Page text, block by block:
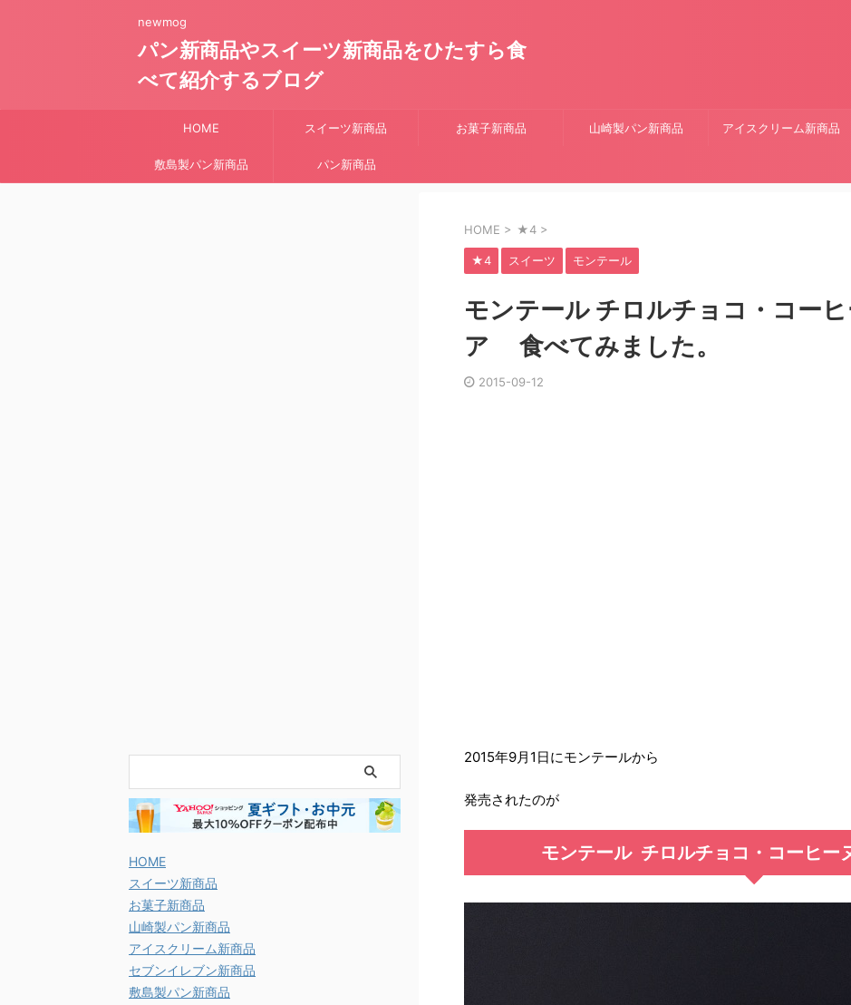
newmog
パン新商品やスイーツ新商品をひたすら食
べて紹介するブログ
HOME スイーツ新商品 お菓子新商品 山崎製パン新商品 アイスクリーム新商品
敷島製パン新商品 パン新商品
HOME > ★4 >
★4 スイーツ モンテール
モンテール チロルチョコ・コー
ア 食べてみました。
2015-09-12
2015年9月1日にモンテールから
発売されたのが
モンテール チロルチョコ・コーヒー
HOME
スイーツ新商品
お菓子新商品
山崎製パン新商品
アイスクリーム新商品
セブンイレブン新商品
敷島製パン新商品